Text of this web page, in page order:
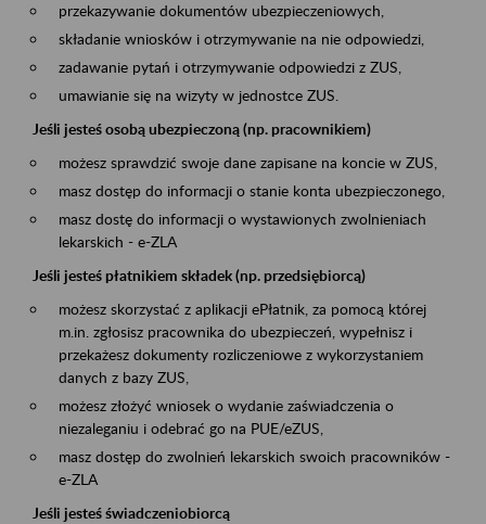
przekazywanie dokumentów ubezpieczeniowych,
składanie wniosków i otrzymywanie na nie odpowiedzi,
zadawanie pytań i otrzymywanie odpowiedzi z ZUS,
umawianie się na wizyty w jednostce ZUS.
Jeśli jesteś osobą ubezpieczoną (np. pracownikiem)
możesz sprawdzić swoje dane zapisane na koncie w ZUS,
masz dostęp do informacji o stanie konta ubezpieczonego,
masz dostę do informacji o wystawionych zwolnieniach
lekarskich - e-ZLA
Jeśli jesteś płatnikiem składek (np. przedsiębiorcą)
możesz skorzystać z aplikacji ePłatnik, za pomocą której
m.in. zgłosisz pracownika do ubezpieczeń, wypełnisz i
przekażesz dokumenty rozliczeniowe z wykorzystaniem
danych z bazy ZUS,
możesz złożyć wniosek o wydanie zaświadczenia o
niezaleganiu i odebrać go na PUE/eZUS,
masz dostęp do zwolnień lekarskich swoich pracowników -
e-ZLA
Jeśli jesteś świadczeniobiorcą